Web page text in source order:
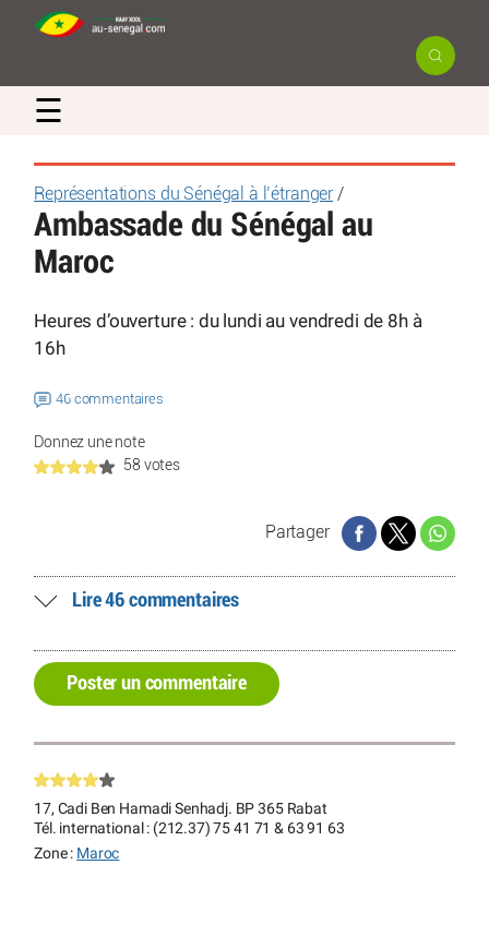
☰
Représentations du Sénégal à l’étranger/
Ambassade du Sénégal au
Maroc
Heures d’ouverture : du lundi au vendredi de 8h à
16h
46 commentaires
Donnez une note
58 votes
Partager
Lire 46 commentaires
Poster un commentaire
17, Cadi Ben Hamadi Senhadj. BP 365 Rabat
Tél. international : (212.37) 75 41 71 & 63 91 63
Zone : Maroc